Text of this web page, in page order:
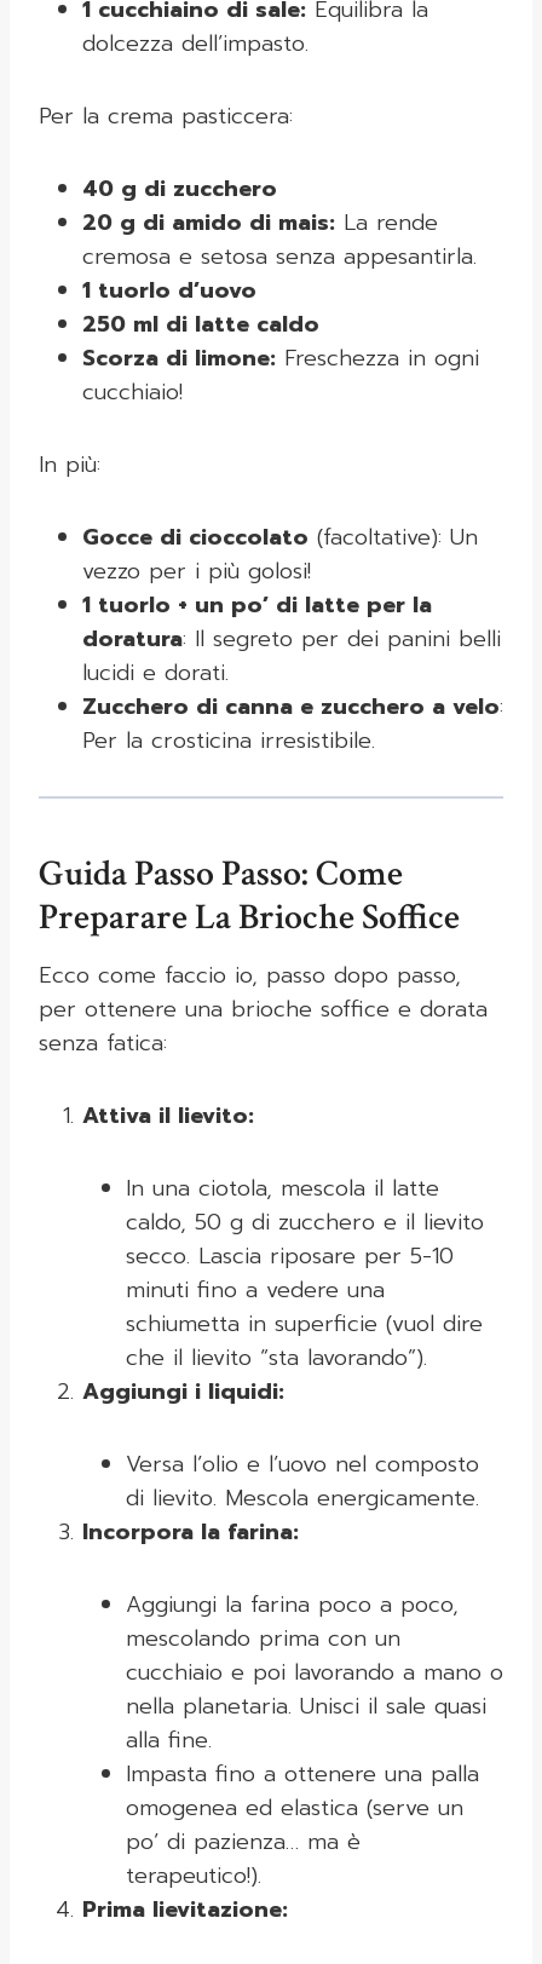
1 cucchiaino di sale: Equilibra la
dolcezza dell’impasto.
Per la crema pasticcera:
40 g di zucchero
20 g di amido di mais: La rende
cremosa e setosa senza appesantirla.
1 tuorlo d’uovo
250 ml di latte caldo
Scorza di limone: Freschezza in ogni
cucchiaio!
In più:
Gocce di cioccolato (facoltative): Un
vezzo per i più golosi!
1 tuorlo + un po’ di latte per la
doratura: Il segreto per dei panini belli
lucidi e dorati.
Zucchero di canna e zucchero a velo:
Per la crosticina irresistibile.
Guida Passo Passo: Come
Preparare La Brioche Soffice
Ecco come faccio io, passo dopo passo,
per ottenere una brioche soffice e dorata
senza fatica:
Attiva il lievito:
In una ciotola, mescola il latte
caldo, 50 g di zucchero e il lievito
secco. Lascia riposare per 5-10
minuti fino a vedere una
schiumetta in superficie (vuol dire
che il lievito “sta lavorando”).
Aggiungi i liquidi:
Versa l’olio e l’uovo nel composto
di lievito. Mescola energicamente.
Incorpora la farina:
Aggiungi la farina poco a poco,
mescolando prima con un
cucchiaio e poi lavorando a mano o
nella planetaria. Unisci il sale quasi
alla fine.
Impasta fino a ottenere una palla
omogenea ed elastica (serve un
po’ di pazienza… ma è
terapeutico!).
Prima lievitazione: